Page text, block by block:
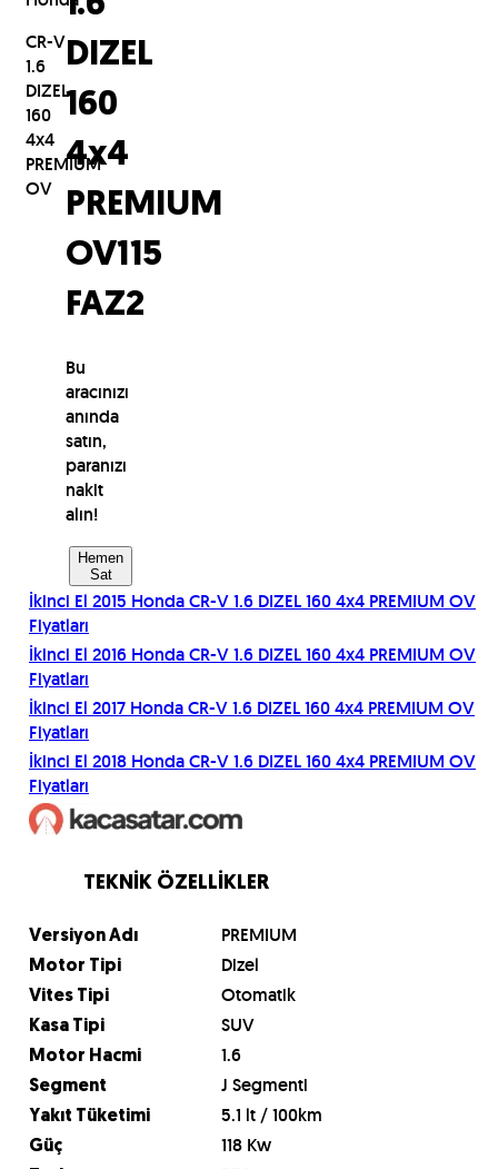
CR-V
1.6
DIZEL
160
4x4
PREMIUM
OV
DIZEL
160
4x4
PREMIUM
OV115
FAZ2
Bu
aracınızı
anında
satın,
paranızı
nakit
alın!
Hemen
Sat
İkinci El 2015 HondaCR-V 1.6 DIZEL 160 4x4 PREMIUM OV
Fiyatları
İkinci El 2016 HondaCR-V 1.6 DIZEL 160 4x4 PREMIUM OV
Fiyatları
İkinci El 2017 HondaCR-V 1.6 DIZEL 160 4x4 PREMIUM OV
Fiyatları
İkinci El 2018 HondaCR-V 1.6 DIZEL 160 4x4 PREMIUM OV
Fiyatları
TEKNİK ÖZELLİKLER
Versiyon Adı PREMIUM
Motor Tipi Dizel
Vites Tipi Otomatik
Kasa Tipi SUV
Motor Hacmi 1.6
Segment J Segmenti
Yakıt Tüketimi 5.1 lt / 100km
Güç 118 Kw